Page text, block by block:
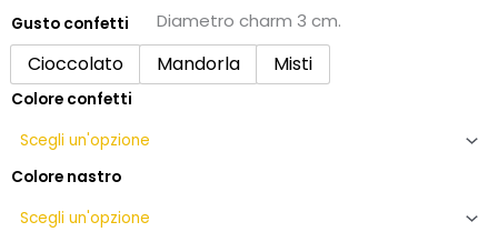
Diametro charm 3 cm.
Gusto confetti
Cioccolato Mandorla Misti
Colore confetti
Colore nastro
Bomboniera
matrimonio
con
charm
della
vita